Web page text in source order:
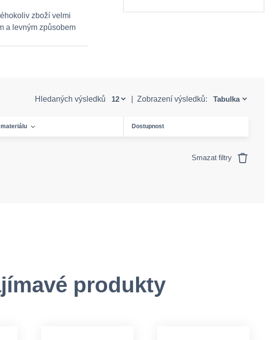
zboží velmi
a levným způsobem
Hledaných výsledků Zobrazení výsledků:
Dostupnost
Smazat filtry
produkty